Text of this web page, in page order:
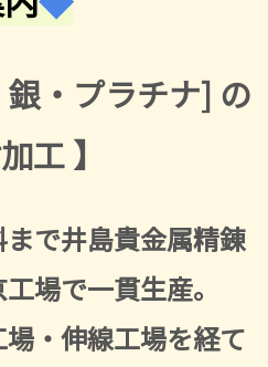
銀・プラチナ] の
工 】
で井島貴金属精錬
場で一貫生産。
・伸線工場を経て